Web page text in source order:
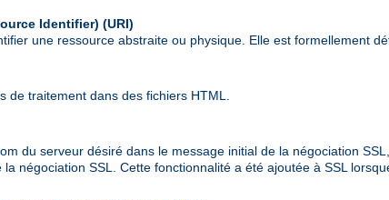
Identifier) (URI)
une ressource abstraite ou physique. Elle est formellement
traitement dans des fichiers HTML.
du serveur désiré dans le message initial de la négociation
négociation SSL. Cette fonctionnalité a été ajoutée à SSL